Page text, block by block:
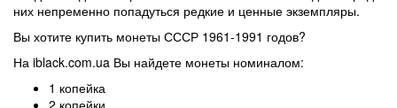
них непременно попадуться редкие и ценные экземпляры.
Вы хотите купить монеты СССР 1961-1991 годов?
На iblack.com.ua Вы найдете монеты номиналом:
1 копейка
2 копейки